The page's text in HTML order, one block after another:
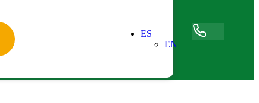
ES
EN